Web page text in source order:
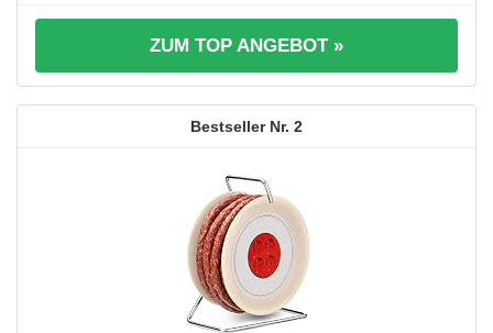
ZUM TOP ANGEBOT »
2